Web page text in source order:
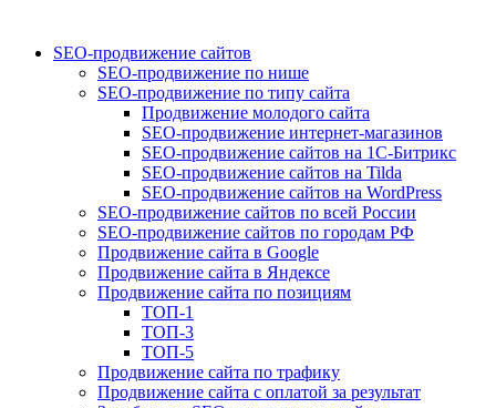
SEO-продвижение сайтов
SEO-продвижение по нише
SEO-продвижение по типу сайта
Продвижение молодого сайта
SEO-продвижение интернет-магазинов
SEO-продвижение сайтов на 1С-Битрикс
SEO-продвижение сайтов на Tilda
SEO-продвижение сайтов на WordPress
SEO-продвижение сайтов по всей России
SEO-продвижение сайтов по городам РФ
Продвижение сайта в Google
Продвижение сайта в Яндексе
Продвижение сайта по позициям
ТОП-1
ТОП-3
ТОП-5
Продвижение сайта по трафику
Продвижение сайта с оплатой за результат